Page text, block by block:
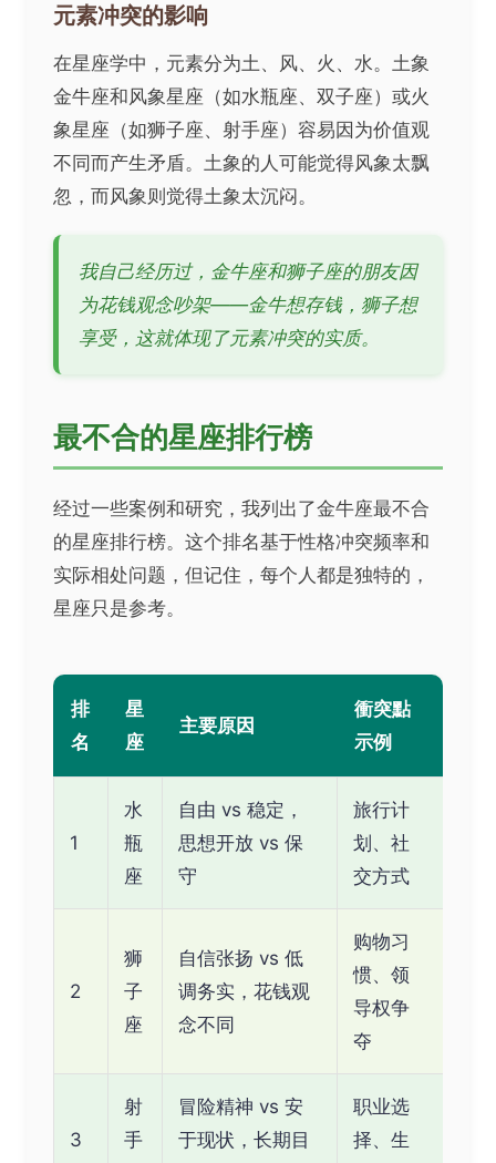
元素冲突的影响
在星座学中，元素分为土、风、火、水。土象
金牛座和风象星座（如水瓶座、双子座）或火
象星座（如狮子座、射手座）容易因为价值观
不同而产生矛盾。土象的人可能觉得风象太飘
忽，而风象则觉得土象太沉闷。
我自己经历过，金牛座和狮子座的朋友因
为花钱观念吵架——金牛想存钱，狮子想
享受，这就体现了元素冲突的实质。
最不合的星座排行榜
经过一些案例和研究，我列出了金牛座最不合
的星座排行榜。这个排名基于性格冲突频率和
实际相处问题，但记住，每个人都是独特的，
星座只是参考。
排
名
星
座
主要原因
衝突點
示例
1
水
瓶
座
自由 vs 稳定，
思想开放 vs 保
守
旅行计
划、社
交方式
2
狮
子
座
自信张扬 vs 低
调务实，花钱观
念不同
购物习
惯、领
导权争
夺
3
射
手
冒险精神 vs 安
于现状，长期目
职业选
择、生